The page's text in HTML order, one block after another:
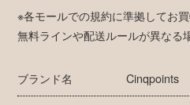
※各モールでの規約に準拠してお
無料ラインや配送ルールが異なる
ブランド名 Cinqpoints